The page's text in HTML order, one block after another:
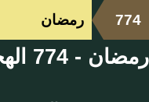
774 رمضان
رمضان - 774 الهجرية